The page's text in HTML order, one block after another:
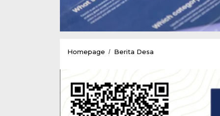
Homepage / Berita Desa
Persen
Dana
Desa
Tahun